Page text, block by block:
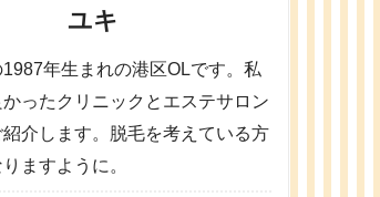
ユキ
年生まれの港区OLです。私
ったクリニックとエステサロン
紹介します。脱毛を考えている方
ますように。